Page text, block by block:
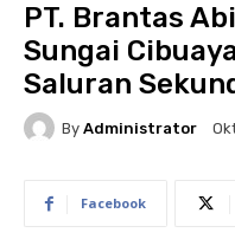
PT. Brantas
Sungai
Saluran
By Administrator
Facebook